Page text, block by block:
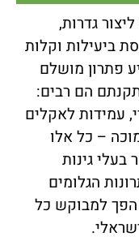
גדרות,
ביעילות וקלות
פתרון מושלם
הם רבים:
עמידות לאקלים
– כל אלו
בעלי גינות
הגלומים
הפך למבוקש כל